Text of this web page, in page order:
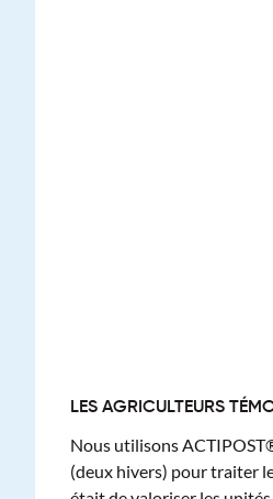
LES AGRICULTEURS
Nous utilisons
(deux hivers) pour traiter